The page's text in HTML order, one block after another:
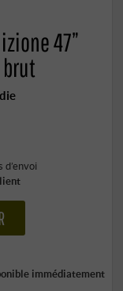
47”
brut
d’envoi
immédiatement